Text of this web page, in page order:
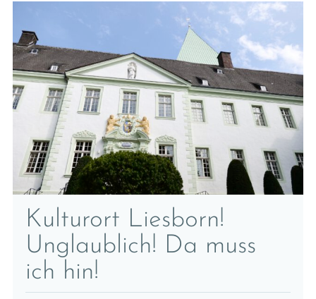
Kulturort Liesborn!
Unglaublich! Da muss
ich hin!